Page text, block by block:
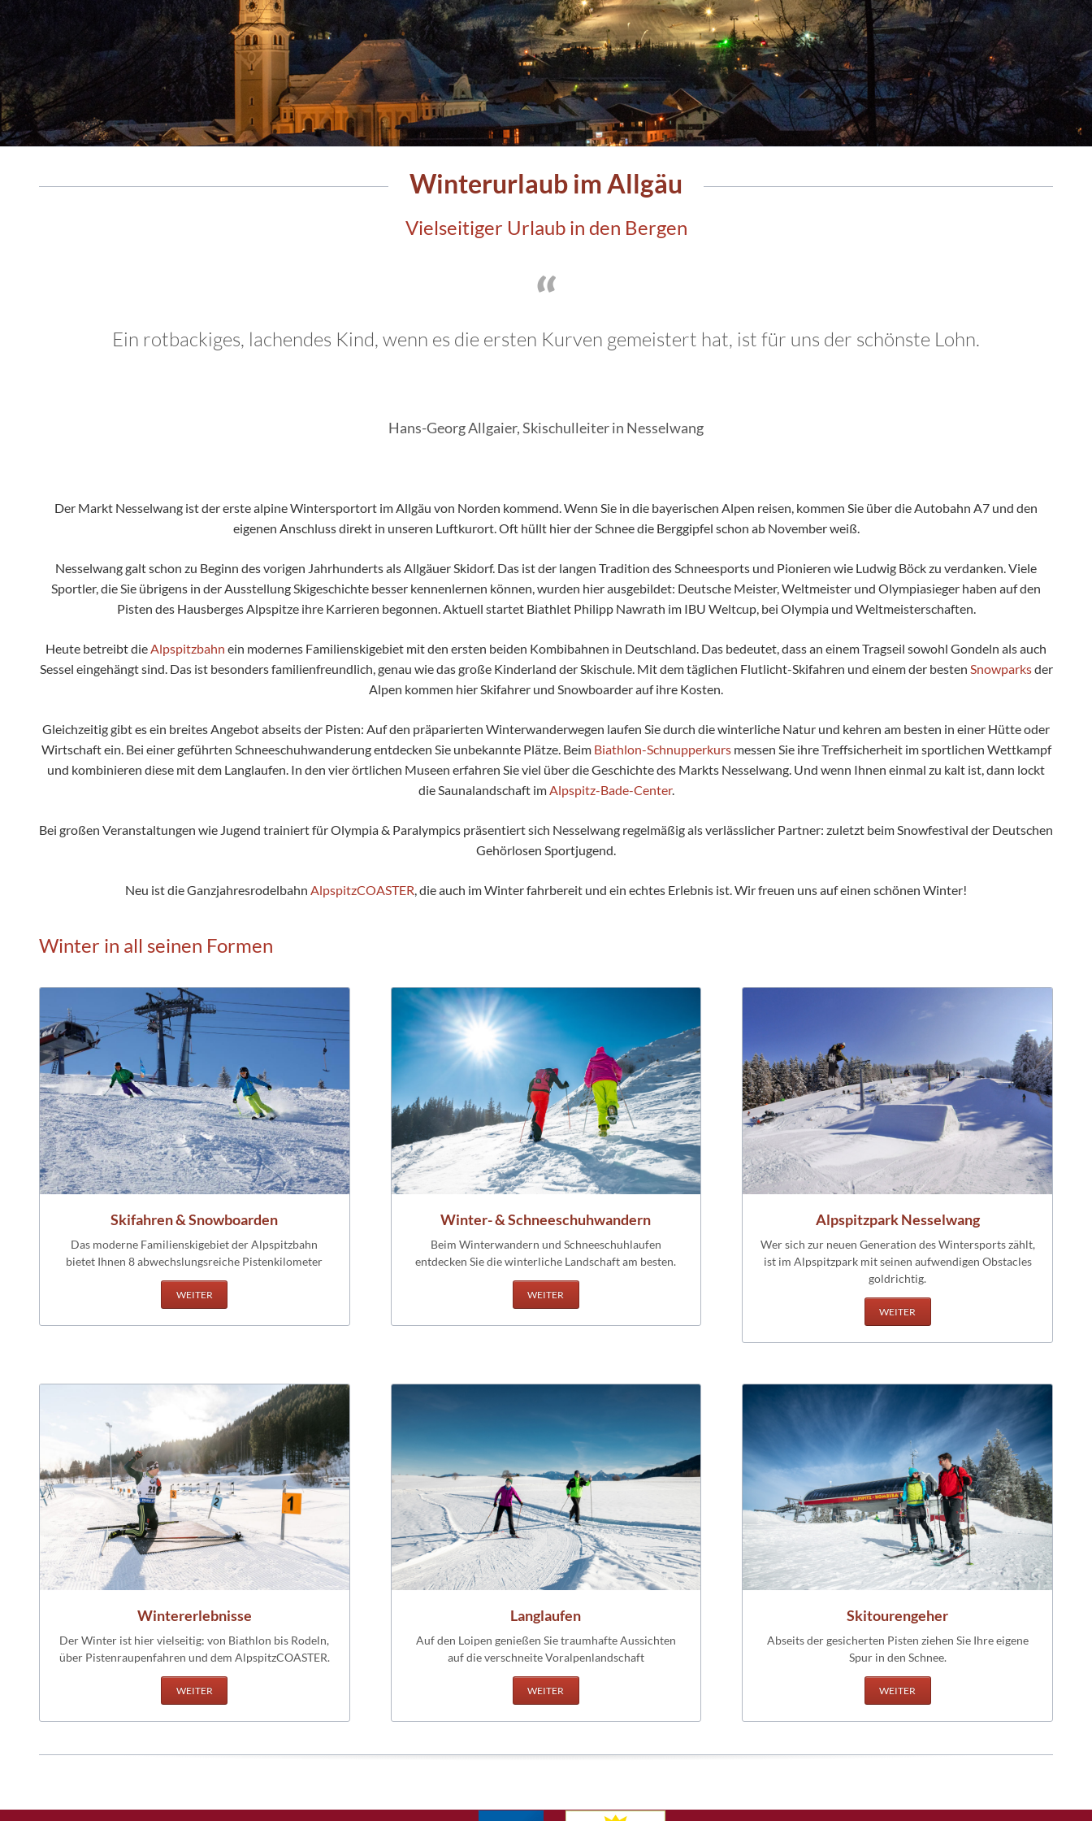
Benefiz-Galakonzert mit dem Euregio-Blasorchester
5. "Goldener Oktober" (18.10.2026)
16. Nesselwanger Adventsmarkt (12.12.2026)
E-Bike & E-Car Ladestationen
Suche
Sitemap
Winterurlaub im Allgäu
Vielseitiger Urlaub in den Bergen
Ein rotbackiges, lachendes Kind, wenn es die ersten Kurven gemeistert hat, ist für uns der schönste Lohn.
Hans-Georg Allgaier, Skischulleiter in Nesselwang
Der Markt Nesselwang ist der erste alpine Wintersportort im Allgäu von Norden kommend. Wenn Sie in die bayerischen Alpen reisen, kommen Sie über die Autobahn A7 und den
eigenen Anschluss direkt in unseren Luftkurort. Oft hüllt hier der Schnee die Berggipfel schon ab November weiß.
Nesselwang galt schon zu Beginn des vorigen Jahrhunderts als Allgäuer Skidorf. Das ist der langen Tradition des Schneesports und Pionieren wie Ludwig Böck zu verdanken. Viele
Sportler, die Sie übrigens in der Ausstellung Skigeschichte besser kennenlernen können, wurden hier ausgebildet: Deutsche Meister, Weltmeister und Olympiasieger haben auf den
Pisten des Hausberges Alpspitze ihre Karrieren begonnen. Aktuell startet Biathlet Philipp Nawrath im IBU Weltcup, bei Olympia und Weltmeisterschaften.
Heute betreibt dieAlpspitzbahn ein modernes Familienskigebiet mit den ersten beiden Kombibahnen in Deutschland. Das bedeutet, dass an einem Tragseil sowohl Gondeln als auch
Sessel eingehängt sind. Das ist besonders familienfreundlich, genau wie das große Kinderland der Skischule. Mit dem täglichen Flutlicht-Skifahren und einem der besten Snowparksder
Alpen kommen hier Skifahrer und Snowboarder auf ihre Kosten.
Gleichzeitig gibt es ein breites Angebot abseits der Pisten: Auf den präparierten Winterwanderwegen laufen Sie durch die winterliche Natur und kehren am besten in einer Hütte oder
Wirtschaft ein. Bei einer geführten Schneeschuhwanderung entdecken Sie unbekannte Plätze. Beim Biathlon-Schnupperkursmessen Sie ihre Treffsicherheit im sportlichen Wettkampf
und kombinieren diese mit dem Langlaufen. In den vier örtlichen Museen erfahren Sie viel über die Geschichte des Markts Nesselwang. Und wenn Ihnen einmal zu kalt ist, dann lockt
die Saunalandschaft imAlpspitz-Bade-Center.
Bei großen Veranstaltungen wie Jugend trainiert für Olympia & Paralympics präsentiert sich Nesselwang regelmäßig als verlässlicher Partner: zuletzt beim Snowfestival der Deutschen
Gehörlosen Sportjugend.
Neu ist die Ganzjahresrodelbahn AlpspitzCOASTER, die auch im Winter fahrbereit und ein echtes Erlebnis ist. Wir freuen uns auf einen schönen Winter!
Winter in all seinen Formen
Skifahren & Snowboarden
Das moderne Familienskigebiet der Alpspitzbahn
bietet Ihnen 8 abwechslungsreiche Pistenkilometer
WEITER
Winter- & Schneeschuhwandern
Beim Winterwandern und Schneeschuhlaufen
entdecken Sie die winterliche Landschaft am besten.
WEITER
Alpspitzpark Nesselwang
Wer sich zur neuen Generation des Wintersports zählt,
ist im Alpspitzpark mit seinen aufwendigen Obstacles
goldrichtig.
WEITER
Wintererlebnisse
Der Winter ist hier vielseitig: von Biathlon bis Rodeln,
über Pistenraupenfahren und dem AlpspitzCOASTER.
WEITER
Langlaufen
Auf den Loipen genießen Sie traumhafte Aussichten
auf die verschneite Voralpenlandschaft
WEITER
Skitourengeher
Abseits der gesicherten Pisten ziehen Sie Ihre eigene
Spur in den Schnee.
WEITER